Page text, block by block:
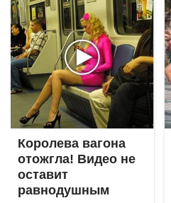
Королева вагона
отожгла! Видео не
оставит
равнодушным